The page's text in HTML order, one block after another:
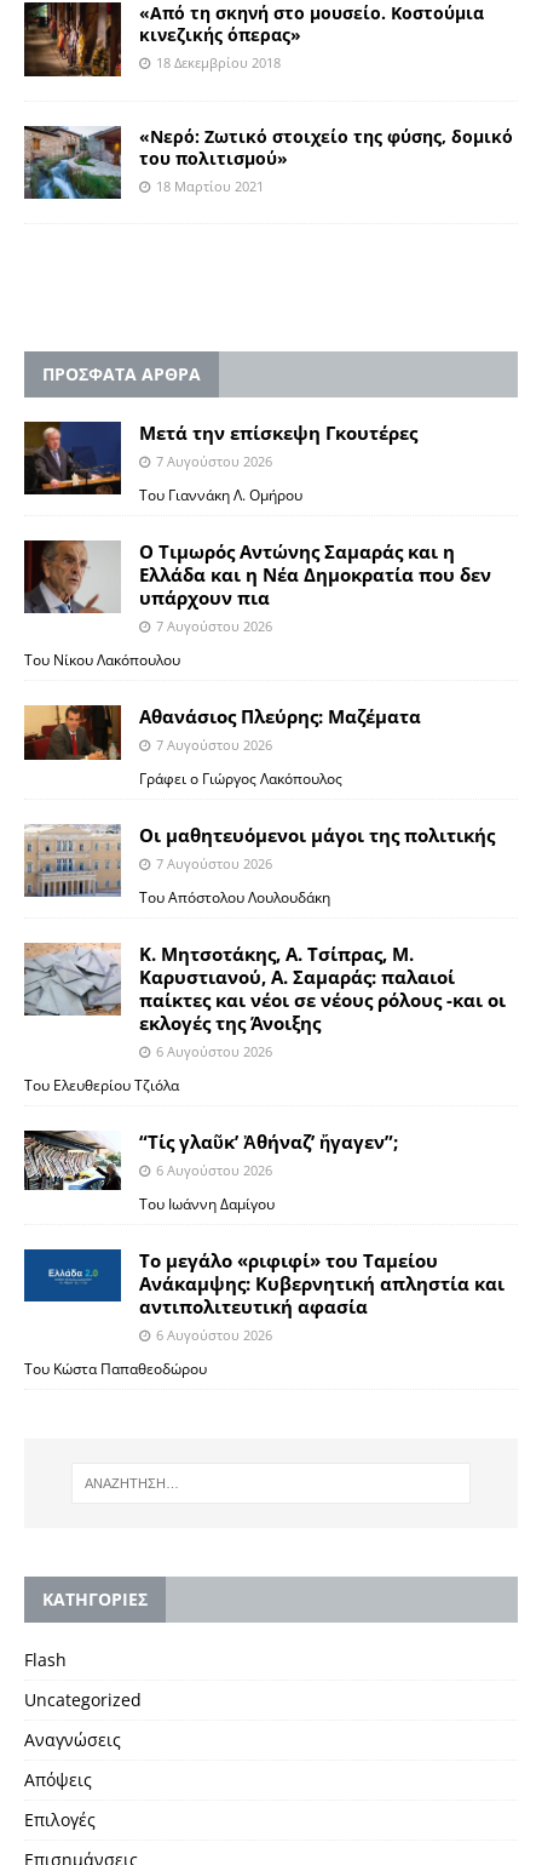
«Από τη σκηνή στο μουσείο. Κοστούμια
κινεζικής όπερας»
18 Δεκεμβρίου 2018
«Νερό: Ζωτικό στοιχείο της φύσης, δομικό
του πολιτισμού»
18 Μαρτίου 2021
ΠΡΟΣΦΑΤΑ ΑΡΘΡΑ
Μετά την επίσκεψη Γκουτέρες
7 Αυγούστου 2026
Του Γιαννάκη Λ. Ομήρου
Ο Τιμωρός Αντώνης Σαμαράς και η
Ελλάδα και η Νέα Δημοκρατία που δεν
υπάρχουν πια
7 Αυγούστου 2026
Του Νίκου Λακόπουλου
Αθανάσιος Πλεύρης: Μαζέματα
7 Αυγούστου 2026
Γράφει ο Γιώργος Λακόπουλος
Οι μαθητευόμενοι μάγοι της πολιτικής
7 Αυγούστου 2026
Του Απόστολου Λουλουδάκη
Κ. Μητσοτάκης, Α. Τσίπρας, Μ.
Καρυστιανού, Α. Σαμαράς: παλαιοί
παίκτες και νέοι σε νέους ρόλους -και οι
εκλογές της Άνοιξης
6 Αυγούστου 2026
Του Ελευθερίου Τζιόλα
“Τίς γλαῦκ’ Ἀθήναζ’ ἤγαγεν”;
6 Αυγούστου 2026
Του Ιωάννη Δαμίγου
Το μεγάλο «ριφιφί» του Ταμείου
Ανάκαμψης: Κυβερνητική απληστία και
αντιπολιτευτική αφασία
6 Αυγούστου 2026
Του Κώστα Παπαθεοδώρου
KΑΤΗΓΟΡΙΕΣ
Flash
Uncategorized
Αναγνώσεις
Απόψεις
Επιλογές
Επισημάνσεις